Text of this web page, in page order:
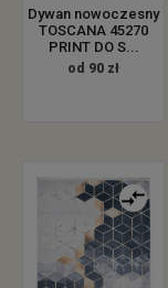
Dywan nowoczesny
TOSCANA 45270
PRINT DO S...
od 90 zł